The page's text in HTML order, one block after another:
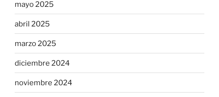
mayo 2025
abril 2025
marzo 2025
diciembre 2024
noviembre 2024